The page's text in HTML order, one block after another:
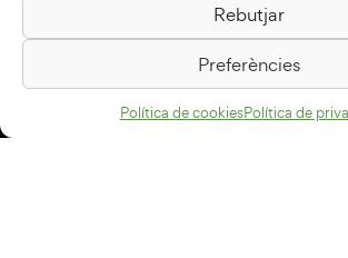
Rebutjar
Preferències
Política de cookiesPolítica de
Passeig de la Generalitat, 1
08500 Vic